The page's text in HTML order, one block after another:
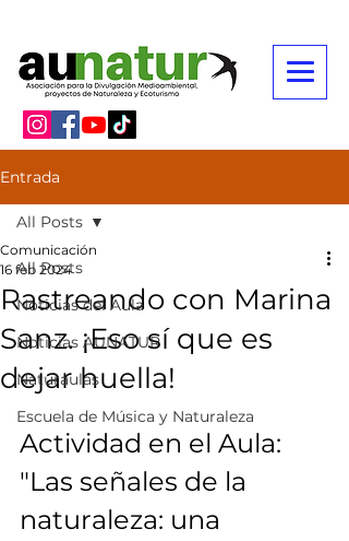
Entrada
All Posts
Noticias del Aula
Noticias AUNATUR
Naturaulas
Escuela de Música y Naturaleza
All Posts
Rastreando con Marina
Sanz. ¡Eso sí que es
dejar huella!
Comunicación
16 feb 2024
Actividad en el Aula:
"Las señales de la
naturaleza: una